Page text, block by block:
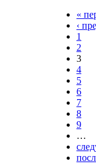
«
‹
1
2
3
4
5
6
7
8
9
…